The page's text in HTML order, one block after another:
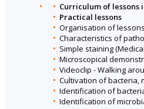
Curriculum of
Practical lessons
Organisation of
Characteristics of
Simple staining
Microscopical
Videoclip - Walking
Cultivation of bacteria,
Identification of
Identification of